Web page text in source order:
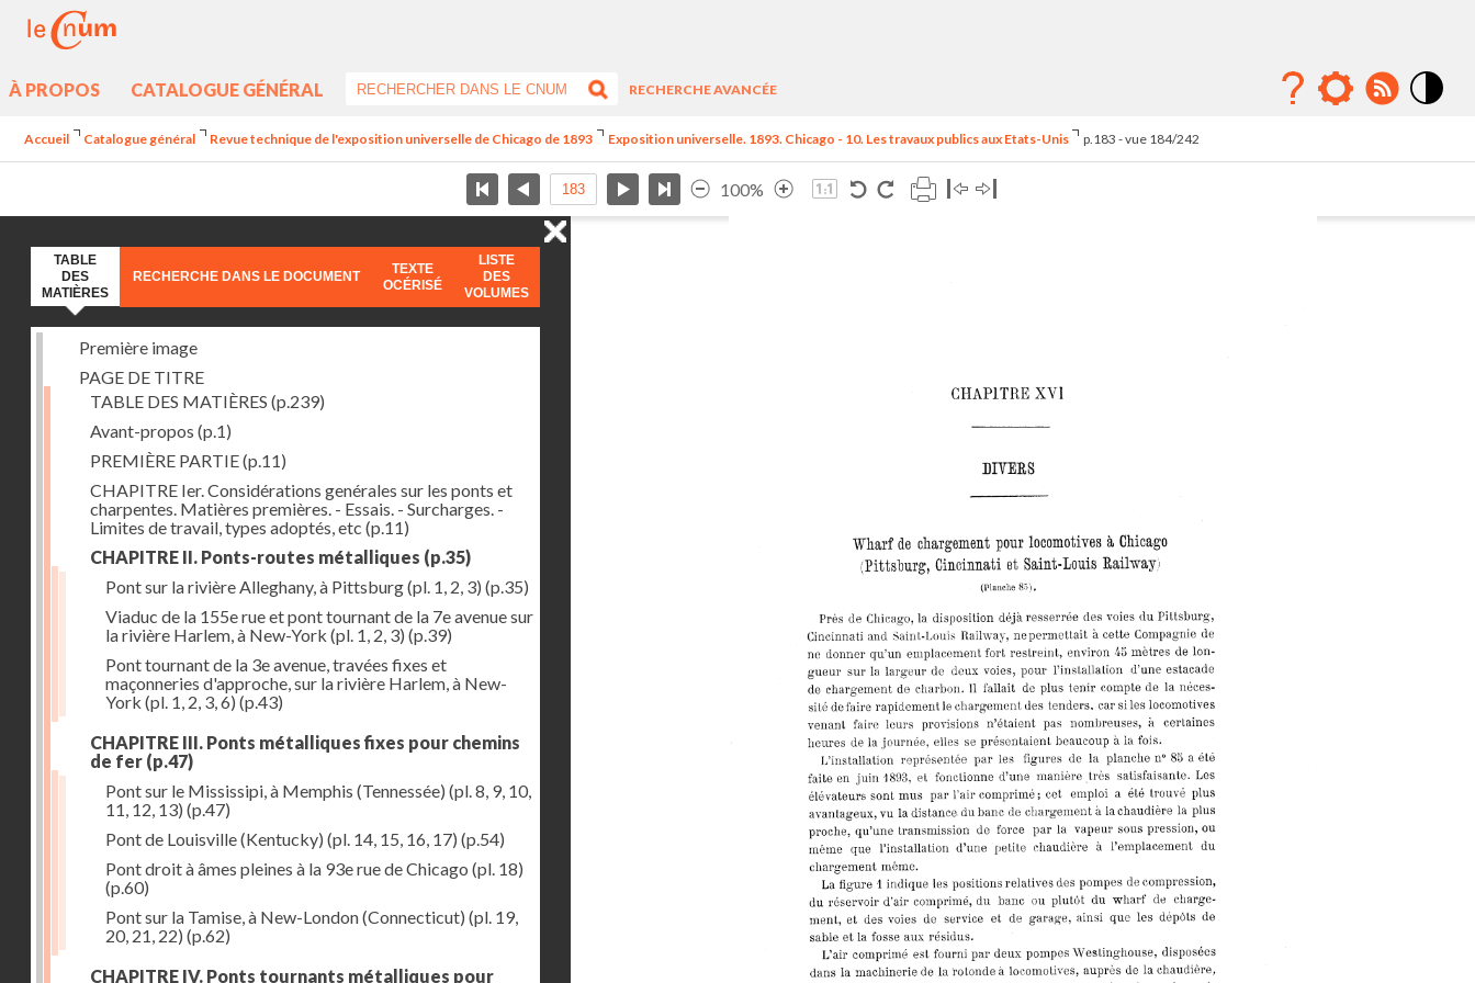
À PROPOS CATALOGUE GÉNÉRAL
RECHERCHE AVANCÉE
Accueil Catalogue général Revue technique de l'exposition universelle de Chicago de 1893 Exposition universelle. 1893. Chicago - 10. Les travaux publics aux Etats-Unis p.183 - vue 184/242
100%
TABLE
DES
MATIÈRES
RECHERCHE DANS LE DOCUMENT
TEXTE
OCÉRISÉ
LISTE
DES
VOLUMES
Première image
PAGE DE TITRE
TABLE DES MATIÈRES (p.239)
Avant-propos (p.1)
PREMIÈRE PARTIE(p.11)
CHAPITRE Ier. Considérations genérales sur les ponts et
charpentes. Matières premières. - Essais. - Surcharges. -
Limites de travail, types adoptés, etc (p.11)
CHAPITRE II. Ponts-routes métalliques (p.35)
Pont sur la rivière Alleghany, à Pittsburg (pl. 1, 2, 3) (p.35)
Viaduc de la 155e rue et pont tournant de la 7e avenue sur
la rivière Harlem, à New-York (pl. 1, 2, 3) (p.39)
Pont tournant de la 3e avenue, travées fixes et
maçonneries d'approche, sur la rivière Harlem, à New-
York (pl. 1, 2, 3, 6) (p.43)
CHAPITRE III. Ponts métalliques fixes pour chemins
de fer (p.47)
Pont sur le Mississipi, à Memphis (Tennessée) (pl. 8, 9, 10,
11, 12, 13) (p.47)
Pont de Louisville (Kentucky) (pl. 14, 15, 16, 17) (p.54)
Pont droit à âmes pleines à la 93e rue de Chicago (pl. 18)
(p.60)
Pont sur la Tamise, à New-London (Connecticut) (pl. 19,
20, 21, 22) (p.62)
CHAPITRE IV. Ponts tournants métalliques pour